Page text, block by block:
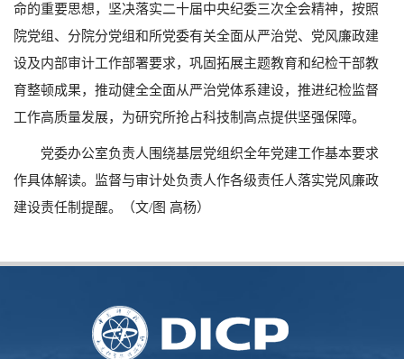
命的重要思想，坚决落实二十届中央纪委三次全会精神，按照
院党组、分院分党组和所党委有关全面从严治党、党风廉政建
设及内部审计工作部署要求，巩固拓展主题教育和纪检干部教
育整顿成果，推动健全全面从严治党体系建设，推进纪检监督
工作高质量发展，为研究所抢占科技制高点提供坚强保障。
党委办公室负责人围绕基层党组织全年党建工作基本要求
作具体解读。监督与审计处负责人作各级责任人落实党风廉政
建设责任制提醒。（文/图 高杨）